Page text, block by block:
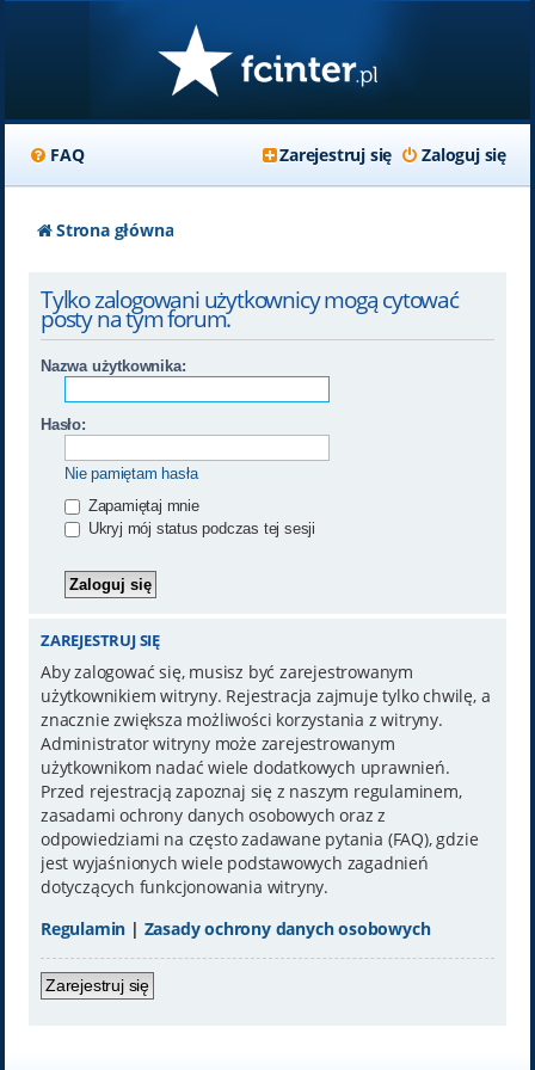
FAQ Zaloguj się
Zarejestruj się
Strona główna
Tylko zalogowani użytkownicy mogą cytować
posty na tym forum.
Nazwa użytkownika:
Hasło:
Nie pamiętam hasła
Zapamiętaj mnie
Ukryj mój status podczas tej sesji
ZAREJESTRUJ SIĘ
Aby zalogować się, musisz być zarejestrowanym
użytkownikiem witryny. Rejestracja zajmuje tylko chwilę, a
znacznie zwiększa możliwości korzystania z witryny.
Administrator witryny może zarejestrowanym
użytkownikom nadać wiele dodatkowych uprawnień.
Przed rejestracją zapoznaj się z naszym regulaminem,
zasadami ochrony danych osobowych oraz z
odpowiedziami na często zadawane pytania (FAQ), gdzie
jest wyjaśnionych wiele podstawowych zagadnień
dotyczących funkcjonowania witryny.
Regulamin | Zasady ochrony danych osobowych
Zarejestruj się